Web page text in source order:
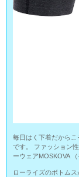
毎日はく下着だから
です。 ファッション
ーウェアMOSKOVA
ローライズのボトム